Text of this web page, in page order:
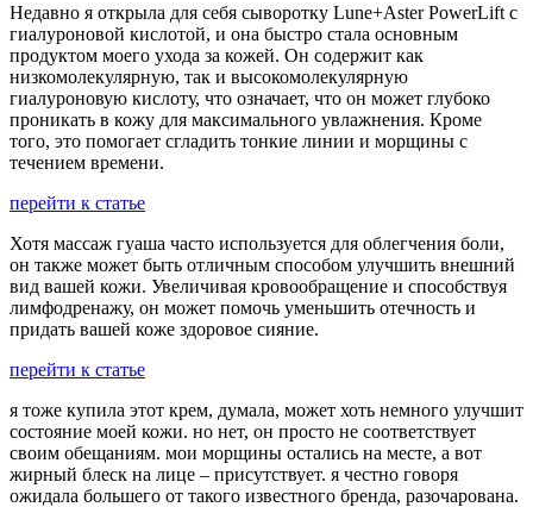
Недавно я открыла для себя сыворотку Lune+Aster PowerLift с
гиалуроновой кислотой, и она быстро стала основным
продуктом моего ухода за кожей. Он содержит как
низкомолекулярную, так и высокомолекулярную
гиалуроновую кислоту, что означает, что он может глубоко
проникать в кожу для максимального увлажнения. Кроме
того, это помогает сгладить тонкие линии и морщины с
течением времени.
перейти к статье
Хотя массаж гуаша часто используется для облегчения боли,
он также может быть отличным способом улучшить внешний
вид вашей кожи. Увеличивая кровообращение и способствуя
лимфодренажу, он может помочь уменьшить отечность и
придать вашей коже здоровое сияние.
перейти к статье
я тоже купила этот крем, думала, может хоть немного улучшит
состояние моей кожи. но нет, он просто не соответствует
своим обещаниям. мои морщины остались на месте, а вот
жирный блеск на лице – присутствует. я честно говоря
ожидала большего от такого известного бренда, разочарована.